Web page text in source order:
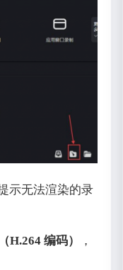
示无法渲染的录
H.264 编码）
，